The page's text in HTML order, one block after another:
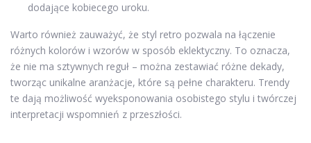
dodające kobiecego uroku.
Warto również zauważyć, że styl retro pozwala na łączenie
różnych kolorów i wzorów w sposób eklektyczny. To oznacza,
że nie ma sztywnych reguł – można zestawiać różne dekady,
tworząc unikalne aranżacje, które są pełne charakteru. Trendy
te dają możliwość wyeksponowania osobistego stylu i twórczej
interpretacji wspomnień z przeszłości.